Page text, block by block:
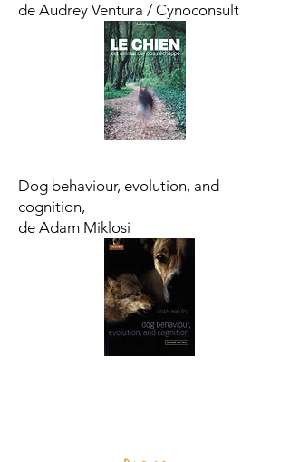
de Audrey Ventura / Cynoconsult
Dog behaviour, evolution, and
cognition,
de Adam Miklosi